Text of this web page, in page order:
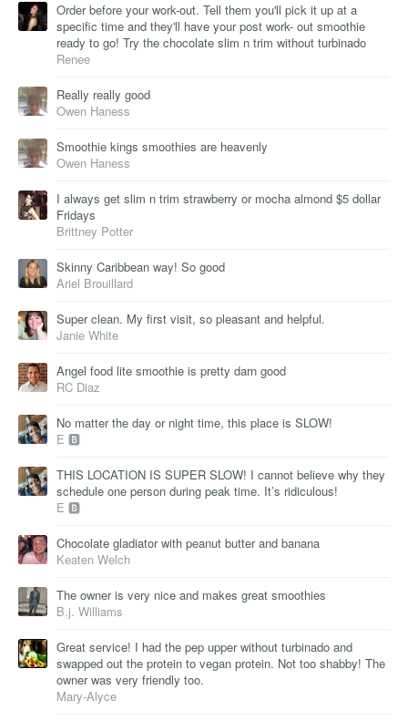
Order before your work-out. Tell them you'll pick it up at a
specific time and they'll have your post work- out smoothie
ready to go! Try the chocolate slim n trim without turbinado
Renee
Really really good
Owen Haness
Smoothie kings smoothies are heavenly
Owen Haness
I always get slim n trim strawberry or mocha almond $5 dollar
Fridays
Brittney Potter
Skinny Caribbean way! So good
Ariel Brouillard
Super clean. My first visit, so pleasant and helpful.
Janie White
Angel food lite smoothie is pretty darn good
RC Diaz
No matter the day or night time, this place is SLOW!
E 🅱
THIS LOCATION IS SUPER SLOW! I cannot believe why they
schedule one person during peak time. It’s ridiculous!
E 🅱
Chocolate gladiator with peanut butter and banana
Keaten Welch
The owner is very nice and makes great smoothies
B.j. Williams
Great service! I had the pep upper without turbinado and
swapped out the protein to vegan protein. Not too shabby! The
owner was very friendly too.
Mary-Alyce